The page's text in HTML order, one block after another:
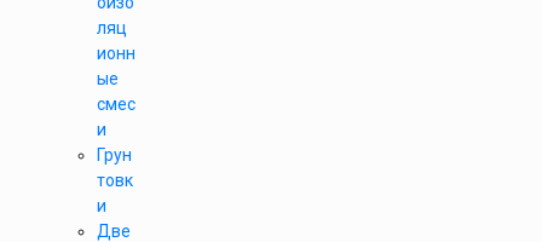
ляц
ионн
ые
смес
и
Грун
товк
и
Две